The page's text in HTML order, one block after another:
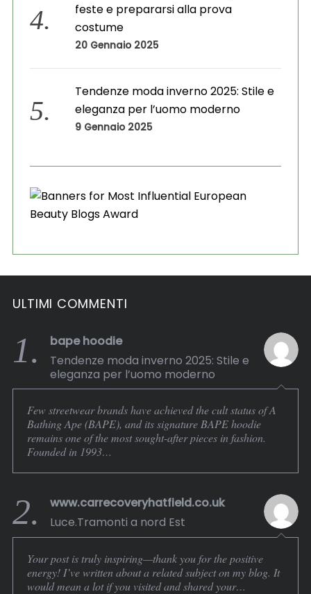
feste e prepararsi alla prova
costume
20 Gennaio 2025
Tendenze moda inverno 2025: Stile e
eleganza per l’uomo moderno
9 Gennaio 2025
ULTIMI COMMENTI
1.
bape hoodie
Tendenze moda inverno 2025: Stile e
eleganza per l’uomo moderno
Few streetwear brands have achieved the cult status of A
Bathing Ape (BAPE), and its signature BAPE hoodie
remains one of the most sought-after pieces in fashion.
Founded in 1993…
2.
www.carrecoveryhatfield.co.uk
Luce.Tramonti a nord Est
Your post is truly inspiring—thank you for the positive
energy! I’ve written about a related subject on my blog. It
would mean a lot if you visited and shared your…